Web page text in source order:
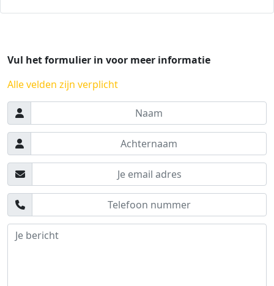
Vul het formulier in voor meer informatie
Alle velden zijn verplicht